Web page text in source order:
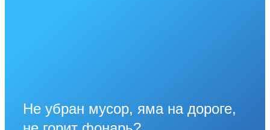
Не убран мусор, яма на дороге,